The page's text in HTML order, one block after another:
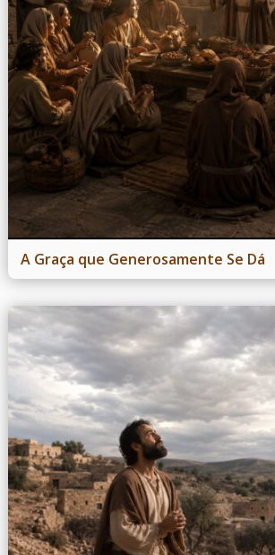
A Graça que Generosamente Se Dá